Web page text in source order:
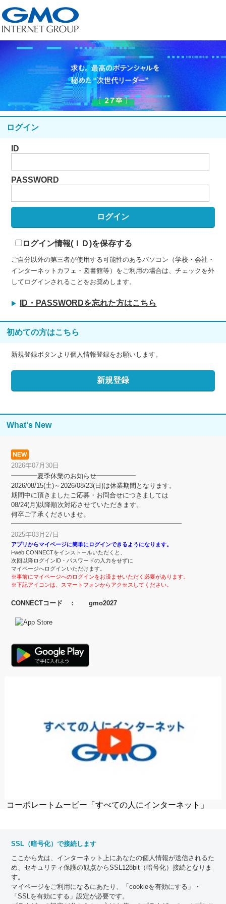
ログイン
ID
PASSWORD
ログイン情報(ＩＤ)を保存する
ご自分以外の第三者が使用する可能性のあるパソコン（学校・会社・
インターネットカフェ・図書館等）をご利用の場合は、チェックを外
してログインされることをお奨めします。
ID・PASSWORDを忘れた方はこちら
初めての方はこちら
新規登録ボタンより個人情報登録をお願いします。
What's New
2026年07月30日
━━━━夏季休業のお知らせ━━━━━━
2026/08/15(土)～2026/08/23(日)は休業期間となります。
期間中に頂きましたご応募・お問合せにつきましては
08/24(月)以降順次対応させていただきます。
何卒ご了承くださいませ。
━━━━━━━━━━━━━━━━━━━━━━━━━━
2025年03月27日
アプリからマイページに簡単にログインできるようになります。
i-web CONNECTをインストールいただくと、
次回以降ログインID・パスワードの入力をせずに
マイページへログインいただけます。
※事前にマイページへのログインをお済ませいただく必要があります。
※下記アイコンは、スマートフォンからアクセスしてください。
CONNECTコード ： gmo2027
コーポレートムービー「すべての人にインターネット」
SSL（暗号化）で接続します
ここから先は、インターネット上にあなたの個人情報が送信されるた
め、セキュリティ保護の観点からSSL128bit（暗号化）接続となりま
す。
マイページをご利用になるにあたり、「cookieを有効にする」・
「SSLを有効にする」設定が必要です。